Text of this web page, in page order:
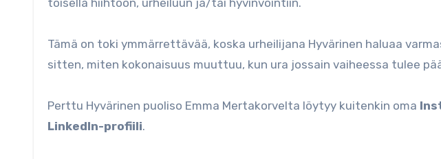
Tämä on toki ymmärrettävää, koska urheilijana Hyvärinen haluaa
sitten, miten kokonaisuus muuttuu, kun ura jossain vaiheessa tulee
Perttu Hyvärinen puoliso Emma Mertakorvelta löytyy kuitenkin oma
LinkedIn-profiili.